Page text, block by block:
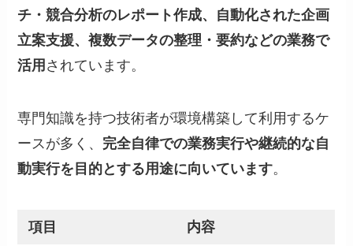
チ・競合分析のレポート作成、自動化された企画
立案支援、複数データの整理・要約などの業務で
活用 されています。
専門知識を持つ技術者が環境構築して利用するケ
ースが多く、 完全自律での業務実行や継続的な自
動実行を目的とする用途に向いています。
項目 内容